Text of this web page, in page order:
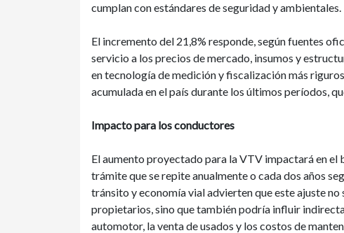
cumplan con estándares de seguridad y ambientales.
El incremento del 21,8% responde, según fuentes
servicio a los precios de mercado, insumos y
en tecnología de medición y fiscalización más
acumulada en el país durante los últimos períodos,
Impacto para los conductores
El aumento proyectado para la VTV impactará en
trámite que se repite anualmente o cada dos años
tránsito y economía vial advierten que este ajuste
propietarios, sino que también podría influir
automotor, la venta de usados y los costos de